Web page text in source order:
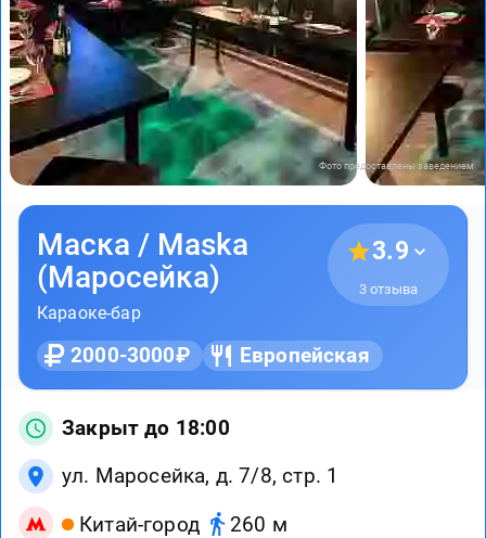
Фото предоставлены заведением
Маска / Maska
(Маросейка)
Караоке-бар
3.9
3 отзыва
2000-3000₽ Европейская
Закрыт до 18:00
ул. Маросейка, д. 7/8, стр. 1
Китай-город
260 м